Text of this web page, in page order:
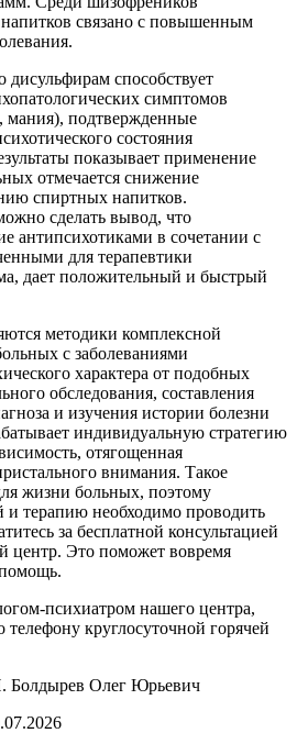
связано с повышенным
способствует
симптомов
мания), подтвержденные
состояния
показывает применение
отмечается снижение
спиртных напитков.
сделать вывод, что
антипсихотиками в сочетании с
для терапевтики
дает положительный и быстрый
методики комплексной
с заболеваниями
характера от подобных
обследования, составления
и изучения истории болезни
индивидуальную стратегию
отягощенная
внимания. Такое
жизни больных, поэтому
и терапию необходимо проводить
за бесплатной консультацией
центр. Это поможет вовремя
психиатром нашего центра,
телефону круглосуточной горячей
Болдырев Олег Юрьевич